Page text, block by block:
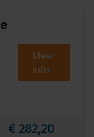
Meer
info
€ 282,20